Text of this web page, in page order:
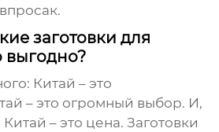
заготовки для
выгодно?
Китай – это
– это огромный выбор. И,
– это цена.Заготовки